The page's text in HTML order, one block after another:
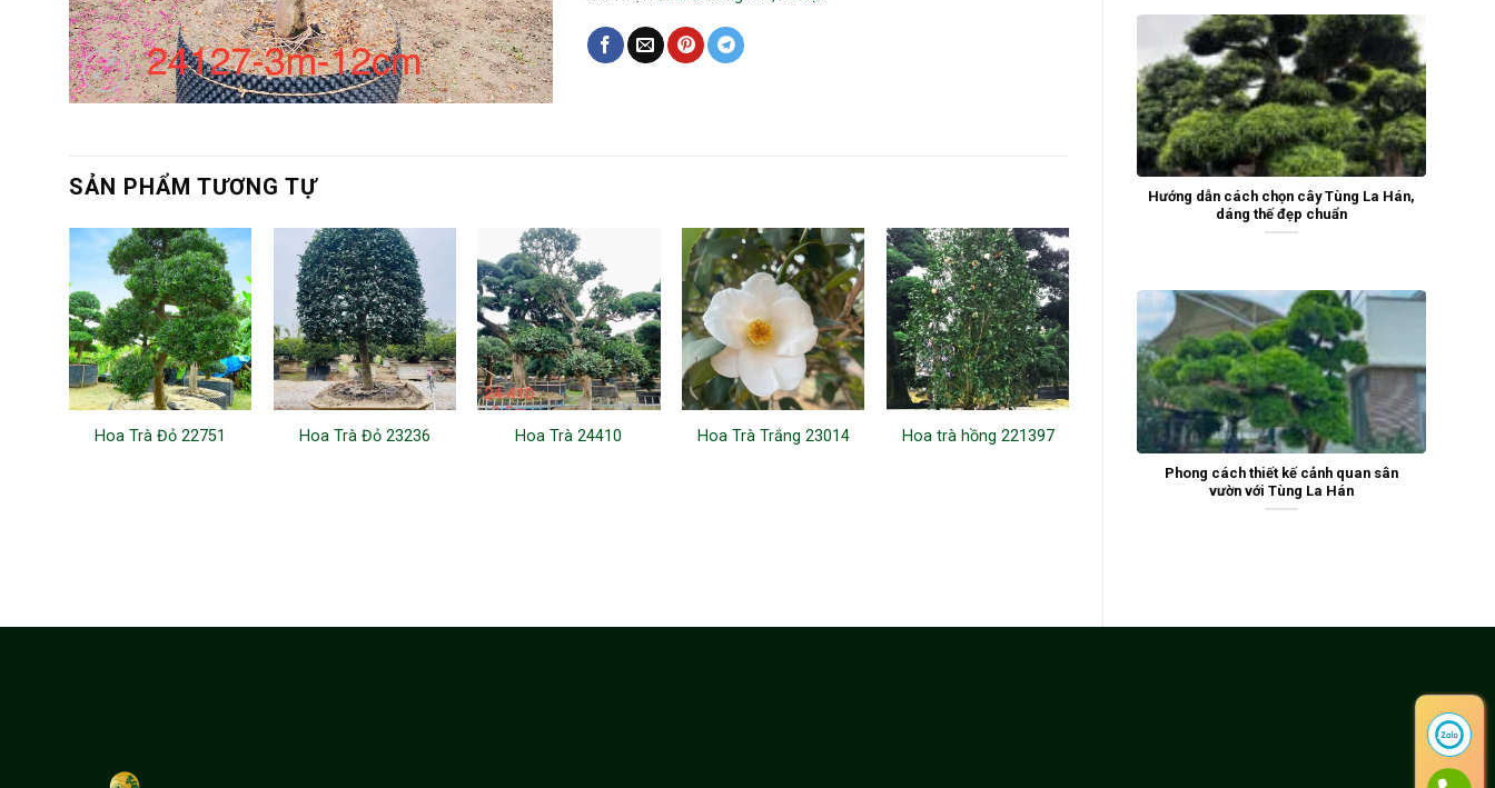
Hướng dẫn cách chọn cây Tùng La Hán,
dáng thế đẹp chuẩn
Phong cách thiết kế cảnh quan sân
vườn với Tùng La Hán
SẢN PHẨM TƯƠNG TỰ
Hoa Trà Đỏ 22751 Hoa Trà Đỏ 23236 Hoa Trà 24410 Hoa Trà Trắng 23014 Hoa trà hồng 221397 Hoa trà 221013